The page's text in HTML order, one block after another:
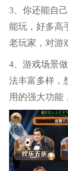
3、你还能自
能玩，好多高
老玩家，对游
4、游戏场景
法丰富多样，
用的强大功能